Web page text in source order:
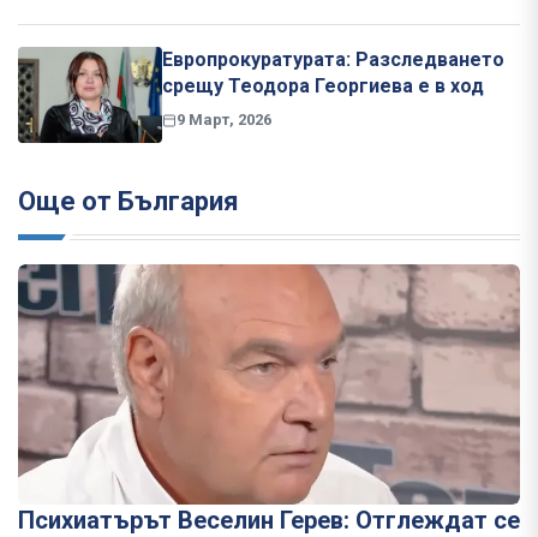
Европрокуратурата: Разследването
срещу Теодора Георгиева е в ход
9 Март, 2026
Още от България
Психиатърът Веселин Герев: Отглеждат се